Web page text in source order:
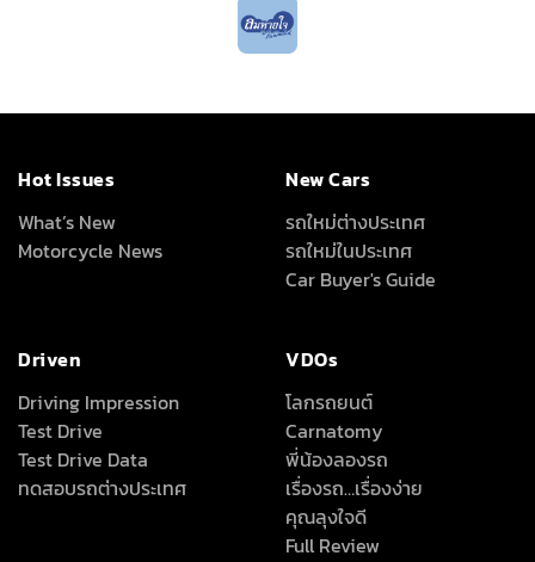
Hot Issues
What’s New
Motorcycle News
New Cars
รถใหม่ต่างประเทศ
รถใหม่ในประเทศ
Car Buyer's Guide
Driven
Driving Impression
Test Drive
Test Drive Data
ทดสอบรถต่างประเทศ
VDOs
โลกรถยนต์
Carnatomy
พี่น้องลองรถ
เรื่องรถ…เรื่องง่าย
คุณลุงใจดี
Full Review